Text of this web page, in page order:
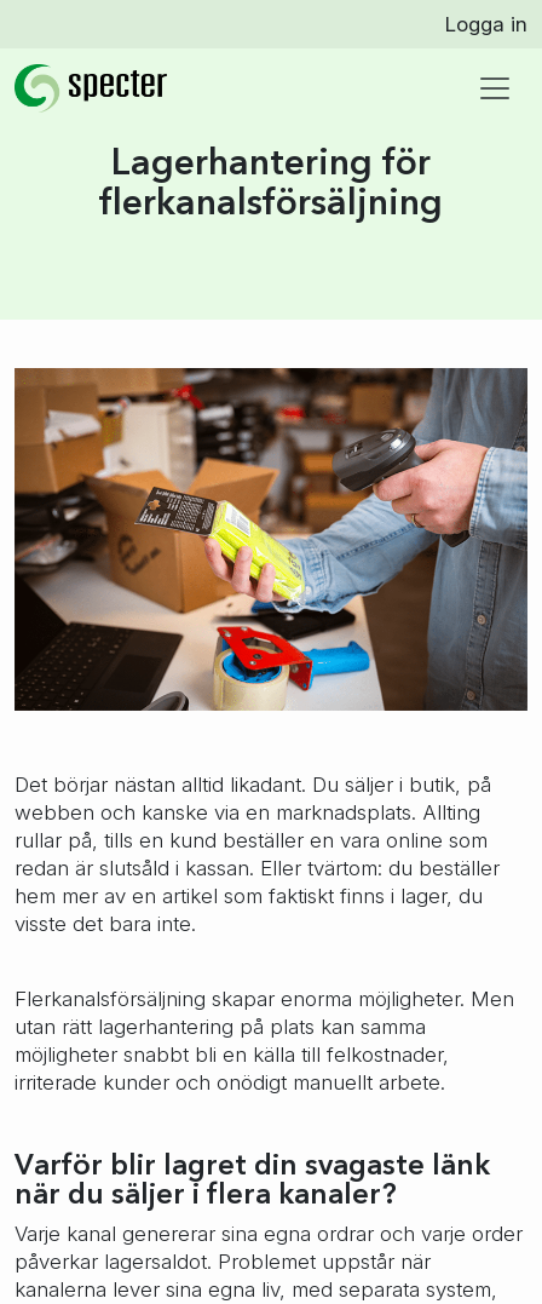
Logga in
Lagerhantering för
flerkanalsförsäljning
Det börjar nästan alltid likadant. Du säljer i butik, på
webben och kanske via en marknadsplats. Allting
rullar på, tills en kund beställer en vara online som
redan är slutsåld i kassan. Eller tvärtom: du beställer
hem mer av en artikel som faktiskt finns i lager, du
visste det bara inte.
Flerkanalsförsäljning skapar enorma möjligheter. Men
utan rätt lagerhantering på plats kan samma
möjligheter snabbt bli en källa till felkostnader,
irriterade kunder och onödigt manuellt arbete.
Varför blir lagret din svagaste länk
när du säljer i flera kanaler?
Varje kanal genererar sina egna ordrar och varje order
påverkar lagersaldot. Problemet uppstår när
kanalerna lever sina egna liv, med separata system,